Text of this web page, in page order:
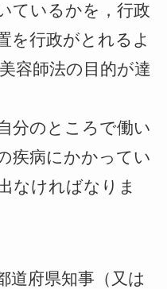
ているかを，行政
を行政がとれるよ
容師法の目的が達
分のところで働い
疾病にかかってい
なければなりま
道府県知事（又は